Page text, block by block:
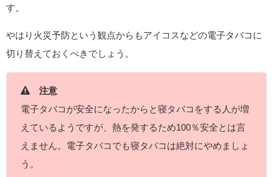
す。
やはり火災予防という観点からもアイコスなどの電子タバコに
切り替えておくべきでしょう。
注意
電子タバコが安全になったからと寝タバコをする人が増
えているようですが、熱を発するため100％安全とは言
えません。電子タバコでも寝タバコは絶対にやめましょ
う。